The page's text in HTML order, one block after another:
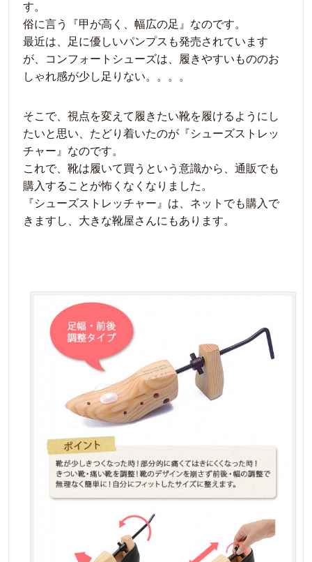
す。
俗に言う『甲が高く、幅広の足』なのです。
最近は、足に優しいパンプスも発売されています
が、コンフォートシューズは、履きやすいもののお
しゃれ感が少し足りない。。。。
そこで、視点を変えて履きたい靴を履けるようにし
たいと思い、たどり着いたのが『シューズストレッ
チャー』なのです。
これで、靴は履いて買うという意識から、通販でも
購入することが怖くなくなりました。
『シューズストレッチャー』は、ネットでも購入で
きますし、大きな靴屋さんにもあります。